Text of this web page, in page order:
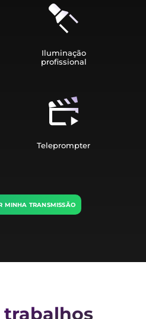
Iluminação
profissional
Teleprompter
MINHA TRANSMISSÃO